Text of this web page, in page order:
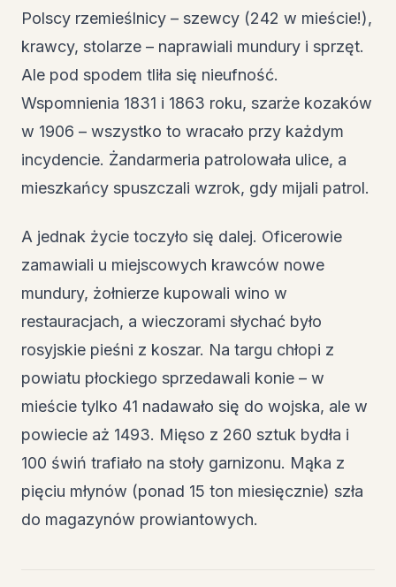
Polscy rzemieślnicy – szewcy (242 w mieście!),
krawcy, stolarze – naprawiali mundury i sprzęt.
Ale pod spodem tliła się nieufność.
Wspomnienia 1831 i 1863 roku, szarże kozaków
w 1906 – wszystko to wracało przy każdym
incydencie. Żandarmeria patrolowała ulice, a
mieszkańcy spuszczali wzrok, gdy mijali patrol.
A jednak życie toczyło się dalej. Oficerowie
zamawiali u miejscowych krawców nowe
mundury, żołnierze kupowali wino w
restauracjach, a wieczorami słychać było
rosyjskie pieśni z koszar. Na targu chłopi z
powiatu płockiego sprzedawali konie – w
mieście tylko 41 nadawało się do wojska, ale w
powiecie aż 1493. Mięso z 260 sztuk bydła i
100 świń trafiało na stoły garnizonu. Mąka z
pięciu młynów (ponad 15 ton miesięcznie) szła
do magazynów prowiantowych.